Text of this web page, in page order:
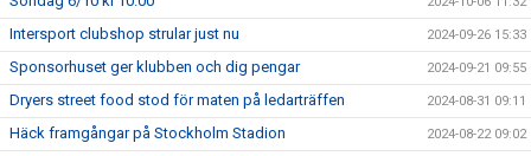
Intersport clubshop strular just nu 2024-09-26 15:33
Sponsorhuset ger klubben och dig pengar 2024-09-21 09:55
Dryers street food stod för maten på ledarträffen 2024-08-31 09:11
Häck framgångar på Stockholm Stadion 2024-08-22 09:02